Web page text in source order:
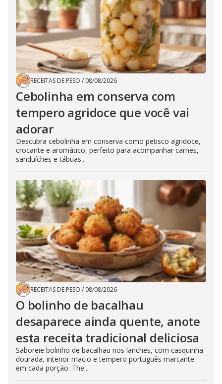
RECEITAS DE PESO / 08/08/2026
Cebolinha em conserva com
tempero agridoce que você vai
adorar
Descubra cebolinha em conserva como petisco agridoce,
crocante e aromático, perfeito para acompanhar carnes,
sanduíches e tábuas...
RECEITAS DE PESO / 08/08/2026
O bolinho de bacalhau
desaparece ainda quente, anote
esta receita tradicional deliciosa
Saboreie bolinho de bacalhau nos lanches, com casquinha
dourada, interior macio e tempero português marcante
em cada porção. The...